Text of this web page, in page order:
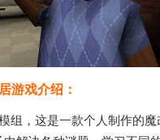
游戏介绍：
组，这是一款个人制作的